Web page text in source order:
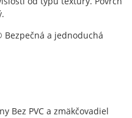
Bezpečná a jednoduchá
Bez PVC a zmäkčovadiel